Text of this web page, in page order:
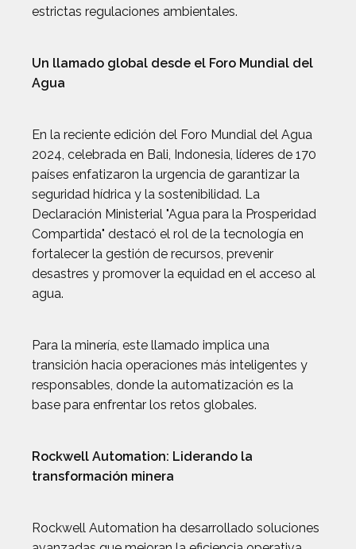
estrictas regulaciones ambientales.
Un llamado global desde el Foro Mundial del
Agua
En la reciente edición del Foro Mundial del Agua
2024, celebrada en Bali, Indonesia, líderes de 170
países enfatizaron la urgencia de garantizar la
seguridad hídrica y la sostenibilidad. La
Declaración Ministerial "Agua para la Prosperidad
Compartida" destacó el rol de la tecnología en
fortalecer la gestión de recursos, prevenir
desastres y promover la equidad en el acceso al
agua.
Para la minería, este llamado implica una
transición hacia operaciones más inteligentes y
responsables, donde la automatización es la
base para enfrentar los retos globales.
Rockwell Automation: Liderando la
transformación minera
Rockwell Automation ha desarrollado soluciones